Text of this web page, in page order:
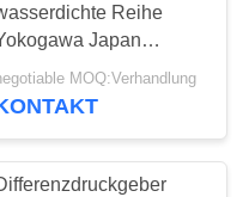
Reihe
Japan
Recorder-Fx1000 ohne
mit CF-Karte
MOQ:Verhandlung